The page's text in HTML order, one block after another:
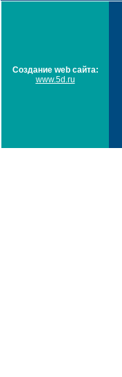
Создание web сайта:
www.5d.ru